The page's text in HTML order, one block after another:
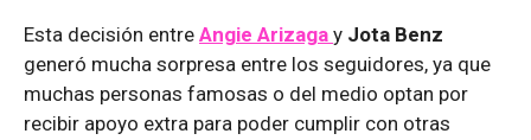
Esta decisión entre Angie Arizaga y Jota Benz
generó mucha sorpresa entre los seguidores, ya que
muchas personas famosas o del medio optan por
recibir apoyo extra para poder cumplir con otras